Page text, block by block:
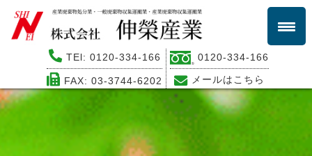
TEl: 0120-334-166
FAX: 03-3744-6202
0120-334-166
メールはこちら